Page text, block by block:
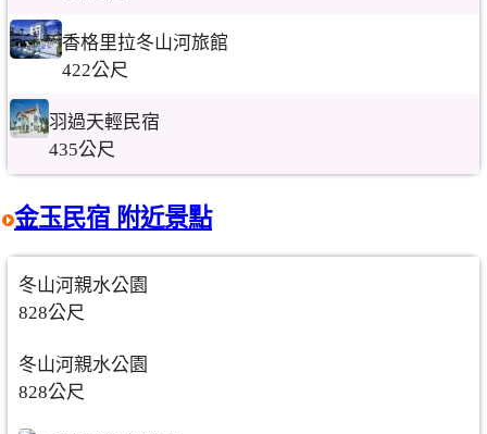
香格里拉冬山河旅館
422公尺
羽過天輕民宿
435公尺
金玉民宿 附近景點
冬山河親水公園
828公尺
冬山河親水公園
828公尺